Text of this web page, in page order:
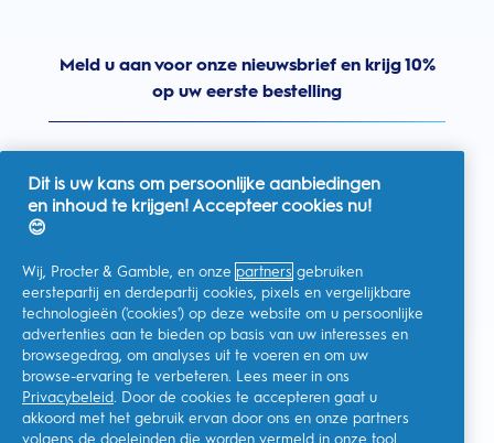
Meld u aan voor onze nieuwsbrief en krijg 10%
op uw eerste bestelling
Ik geef toestemming voor het ontvangen van
gepersonaliseerde communicatie met betrekking tot
aanbiedingen, nieuws en andere promotionele initiatieven van
Oral-B en andere
P&G-merken
kan me op elk momentafmelden.
Procter & Gamble, als verwerkingsverantwoordelijke, zal uw
persoonlijke gegevens verwerken zodat u zich bij deze site kunt
registreren en de interactie kunt aangaan met de aangeboden
Dit is uw kans om persoonlijke aanbiedingen
en inhoud te krijgen! Accepteer cookies nu!
😊
Wij, Procter & Gamble, en onze partners gebruiken
eerstepartij en derdepartij cookies, pixels en vergelijkbare
technologieën ('cookies') op deze website om u persoonlijke
advertenties aan te bieden op basis van uw interesses en
browsegedrag, om analyses uit te voeren en om uw
browse-ervaring te verbeteren. Lees meer in ons
Privacybeleid. Door de cookies te accepteren gaat u
akkoord met het gebruik ervan door ons en onze partners
volgens de doeleinden die worden vermeld in onze tool